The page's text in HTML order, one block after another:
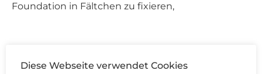
Foundation in Fältchen zu fixieren,
Diese Webseite verwendet Cookies